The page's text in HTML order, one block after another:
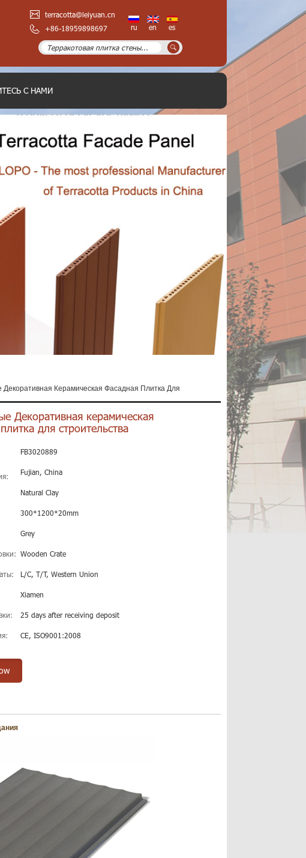
terracotta@leiyuan.cn
+86-18959898697
ru en es
С НАМИ
Керамическая Фасадная Плитка Для
Декоративная керамическая
для строительства
FB3020889
Fujian, China
Natural Clay
300*1200*20mm
Grey
Wooden Crate
L/C, T/T, Western Union
Xiamen
25 days after receiving deposit
CE, ISO9001:2008